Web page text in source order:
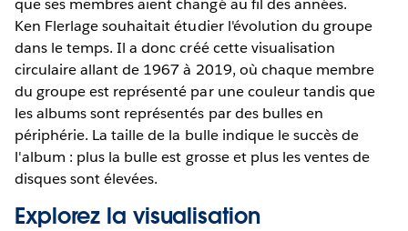
que ses membres aient changé au fil des années.
Ken Flerlage souhaitait étudier l'évolution du groupe
dans le temps. Il a donc créé cette visualisation
circulaire allant de 1967 à 2019, où chaque membre
du groupe est représenté par une couleur tandis que
les albums sont représentés par des bulles en
périphérie. La taille de la bulle indique le succès de
l'album : plus la bulle est grosse et plus les ventes de
disques sont élevées.
Explorez la visualisation